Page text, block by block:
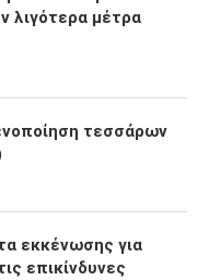
λιγότερα μέτρα
τεσσάρων
εκκένωσης για
επικίνδυνες